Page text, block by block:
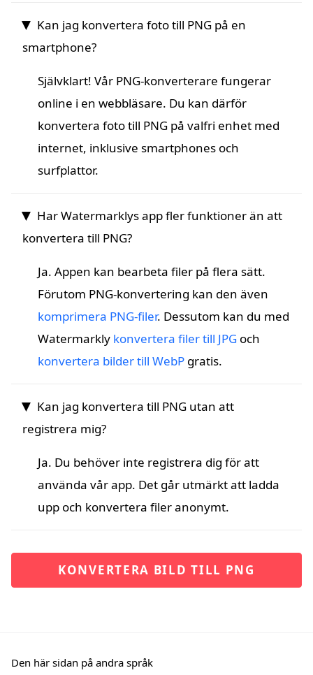
Kan jag konvertera foto till PNG på en
smartphone?
Självklart! Vår PNG-konverterare fungerar
online i en webbläsare. Du kan därför
konvertera foto till PNG på valfri enhet med
internet, inklusive smartphones och
surfplattor.
Har Watermarklys app fler funktioner än att
konvertera till PNG?
Ja. Appen kan bearbeta filer på flera sätt.
Förutom PNG-konvertering kan den även
komprimera PNG-filer. Dessutom kan du med
Watermarkly konvertera filer till JPG och
konvertera bilder till WebP gratis.
Kan jag konvertera till PNG utan att
registrera mig?
Ja. Du behöver inte registrera dig för att
använda vår app. Det går utmärkt att ladda
upp och konvertera filer anonymt.
KONVERTERA BILD TILL PNG
Den här sidan på andra språk